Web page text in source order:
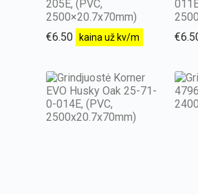
205E, (PVC,
2500×20.7x70mm)
€6.50 kaina už kv/m
€